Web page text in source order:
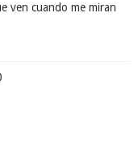
ven cuando me miran